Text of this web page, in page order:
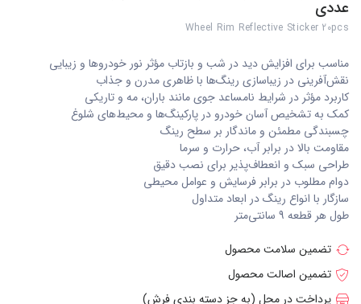
عددی
Wheel Rim Reflective Sticker 20pcs
مناسب برای افزایش دید در شب و بازتاب مؤثر نور خودروها و زیبایی
نقش‌آفرینی در زیباسازی رینگ‌ها با ظاهری مدرن و جذاب
کاربرد مؤثر در شرایط نامساعد جوی مانند باران، مه و تاریکی
کمک به تشخیص آسان خودرو در پارکینگ‌ها و محیط‌های شلوغ
چسبندگی مطمئن و ماندگار بر سطح رینگ
مقاومت بالا در برابر آب، حرارت و سرما
طراحی سبک و انعطاف‌پذیر برای نصب دقیق
دوام مطلوب در برابر فرسایش و عوامل محیطی
سازگار با انواع رینگ در ابعاد متداول
طول هر قطعه 9 سانتی‌متر
تضمین سلامت محصول
تضمین اصالت محصول
پرداخت در محل (به جز دسته بندی فرش)